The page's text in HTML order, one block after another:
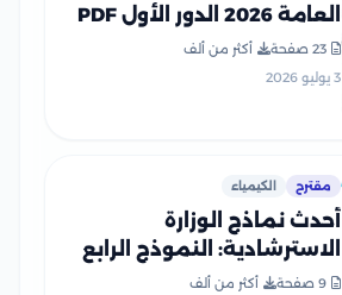
العامة 2026 الدور الأول PDF
لطلاب الصف الثالث الثانوي
23 صفحة
أكثر من ألف
3 يوليو 2026
مقترح الكيمياء
أحدث نماذج الوزارة
الاسترشادية: النموذج الرابع
في الكيمياء للثانوية العامة
9 صفحة
أكثر من ألف